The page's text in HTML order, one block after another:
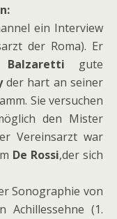
ein Interview
der Roma). Er
Balzaretti gute
der hart an seiner
Sie versuchen
den Mister
Vereinsarzt war
De Rossi,der sich
Sonographie von
Achillessehne (1.